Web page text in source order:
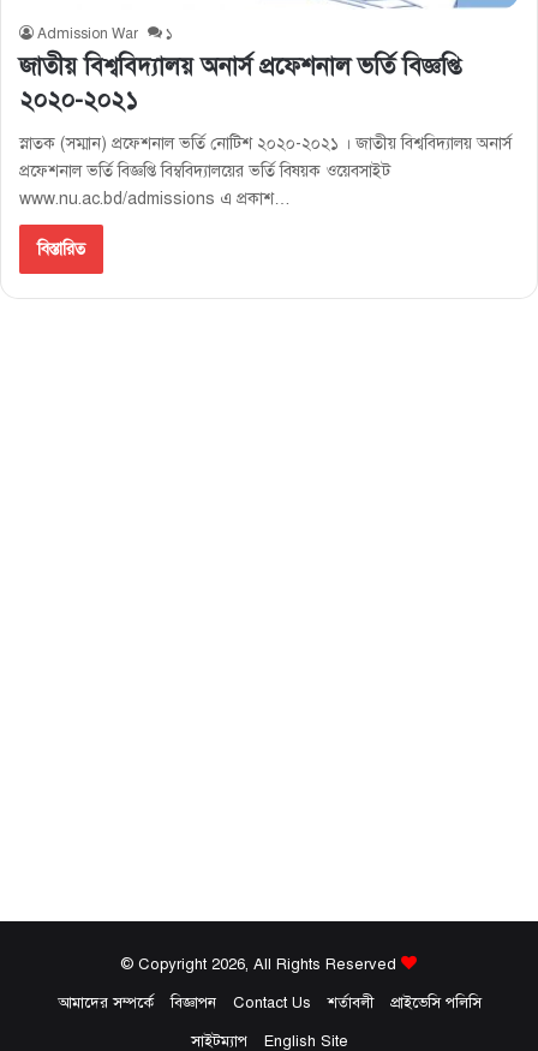
Admission War ১
জাতীয় বিশ্ববিদ্যালয় অনার্স প্রফেশনাল ভর্তি বিজ্ঞপ্তি
২০২০-২০২১
স্নাতক (সম্মান) প্রফেশনাল ভর্তি নোটিশ ২০২০-২০২১ । জাতীয় বিশ্ববিদ্যালয় অনার্স
প্রফেশনাল ভর্তি বিজ্ঞপ্তি বিম্ববিদ্যালয়ের ভর্তি বিষয়ক ওয়েবসাইট
www.nu.ac.bd/admissions এ প্রকাশ…
বিস্তারিত
© Copyright 2026, All Rights Reserved
আমাদের সম্পর্কে
বিজ্ঞাপন Contact Us শর্তাবলী
প্রাইভেসি পলিসি
সাইটম্যাপ
English Site